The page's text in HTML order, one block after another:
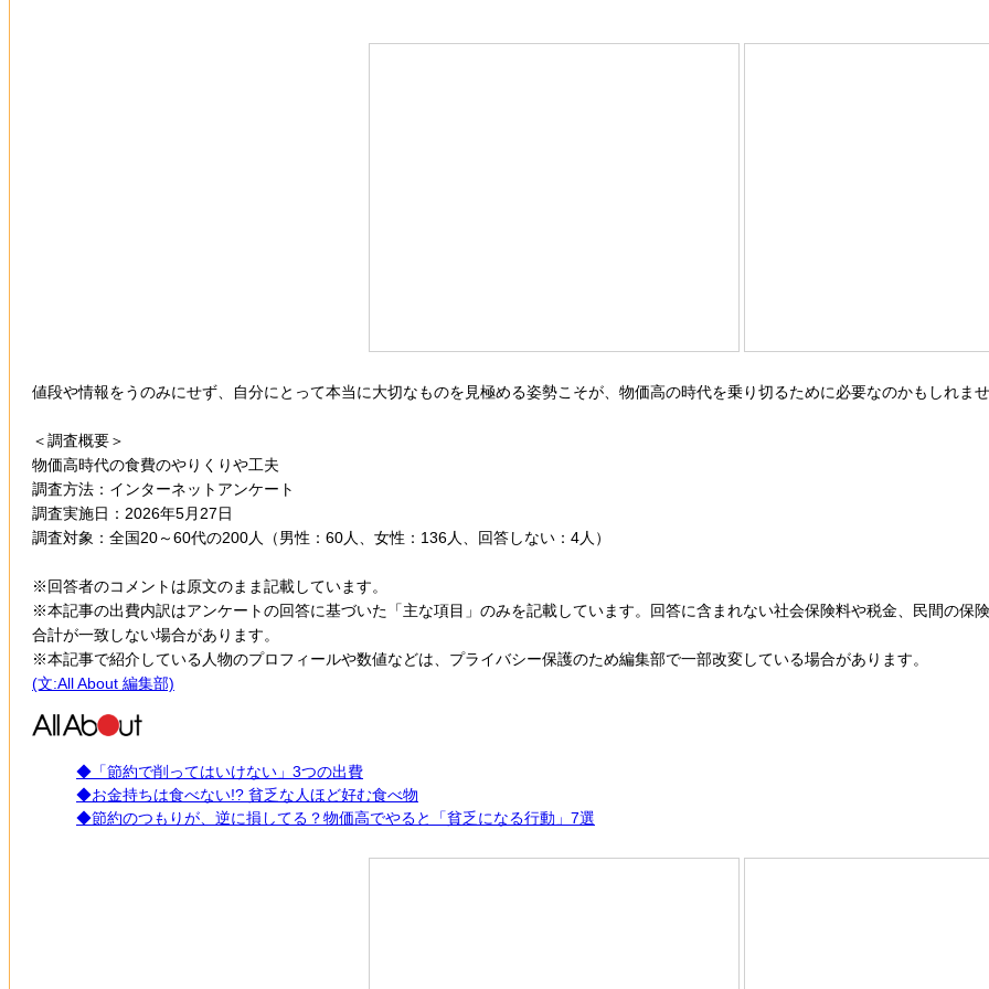
値段や情報をうのみにせず、自分にとって本当に大切なものを見極める姿勢こそが、物価高の時代を乗り切るために必要なのかもしれま
＜調査概要＞
物価高時代の食費のやりくりや工夫
調査方法：インターネットアンケート
調査実施日：2026年5月27日
調査対象：全国20～60代の200人（男性：60人、女性：136人、回答しない：4人）
※回答者のコメントは原文のまま記載しています。
※本記事の出費内訳はアンケートの回答に基づいた「主な項目」のみを記載しています。回答に含まれない社会保険料や税金、民間の保
合計が一致しない場合があります。
※本記事で紹介している人物のプロフィールや数値などは、プライバシー保護のため編集部で一部改変している場合があります。
(文:All About 編集部)
◆「節約で削ってはいけない」3つの出費
◆お金持ちは食べない!? 貧乏な人ほど好む食べ物
◆節約のつもりが、逆に損してる？物価高でやると「貧乏になる行動」7選